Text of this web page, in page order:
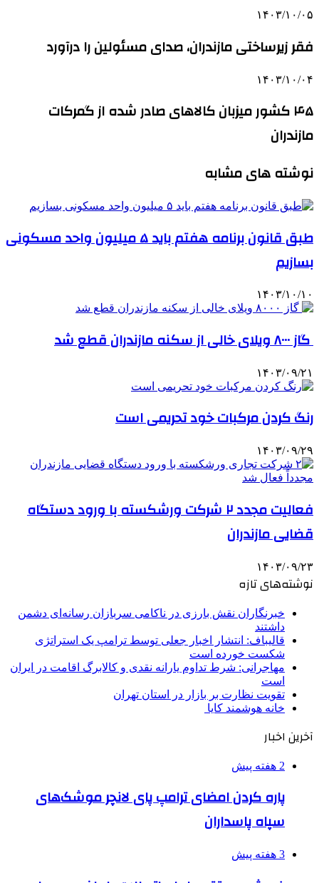
۱۴۰۳/۱۰/۰۵
فقر زیرساختی مازندران، صدای مسئولین را درآورد
۱۴۰۳/۱۰/۰۴
۴۵ کشور میزبان کالاهای صادر شده از گمرکات
مازندران
نوشته های مشابه
طبق قانون برنامه هفتم باید ۵ میلیون واحد مسکونی
بسازیم
۱۴۰۳/۱۰/۱۰
گاز ۸۰۰۰ ویلای خالی از سکنه مازندران قطع شد
۱۴۰۳/۰۹/۲۱
رنگ کردن مرکبات خود تحریمی است
۱۴۰۳/۰۹/۲۹
فعالیت مجدد ۲ شرکت ورشکسته با ورود دستگاه
قضایی مازندران
۱۴۰۳/۰۹/۲۳
نوشته‌های تازه
خبرنگاران نقش بارزی در ناکامی سربازان رسانه‌ای دشمن
داشتند
قالیباف: انتشار اخبار جعلی توسط ترامپ یک استراتژی
شکست خورده است
مهاجرانی: شرط تداوم یارانه نقدی و کالابرگ اقامت در ایران
است
تقویت نظارت بر بازار در استان تهران
خانه هوشمند کایا
آخرین اخبار
2 هفته پیش
پاره کردن امضای ترامپ پای لانچر موشک‌های
سپاه پاسداران
3 هفته پیش